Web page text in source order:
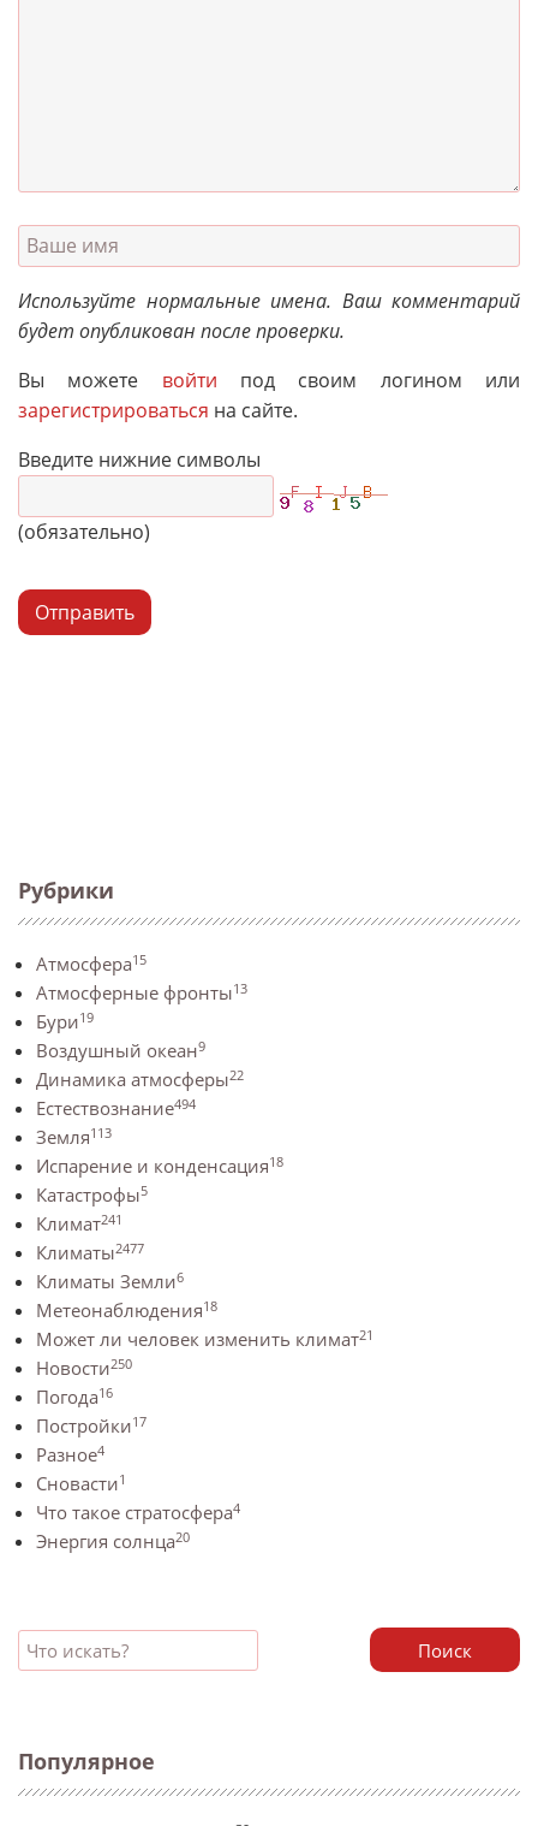
Рубрики
Атмосфера15
Атмосферные фронты13
Бури19
Воздушный океан9
Динамика атмосферы22
Естествознание494
Земля113
Испарение и конденсация18
Катастрофы5
Климат241
Климаты2477
Климаты Земли6
Метеонаблюдения18
Может ли человек изменить климат21
Новости250
Погода16
Постройки17
Разное4
Сновасти1
Что такое стратосфера4
Энергия солнца20
Поиск
Популярное
Используйте нормальные имена. Ваш комментарий
будет опубликован после проверки.
Вы можете войти под своим логином или
зарегистрироваться на сайте.
Введите нижние символы
(обязательно)
Отправить